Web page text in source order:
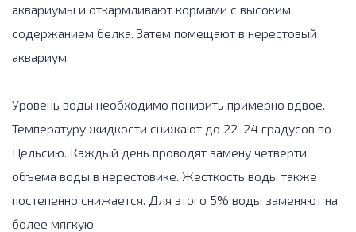
аквариумы и откармливают кормами с высоким
содержанием белка. Затем помещают в нерестовый
аквариум.
Уровень воды необходимо понизить примерно вдвое.
Температуру жидкости снижают до 22-24 градусов по
Цельсию. Каждый день проводят замену четверти
объема воды в нерестовике. Жесткость воды также
постепенно снижается. Для этого 5% воды заменяют на
более мягкую.